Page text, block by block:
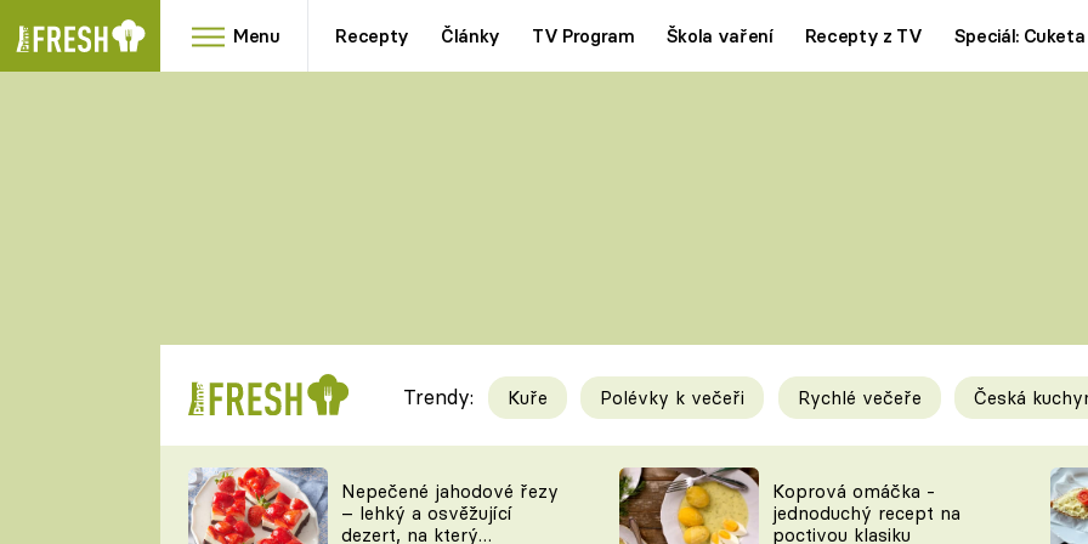
Menu Recepty Články TV Program Škola vaření Recepty z TV Speciál: Cuketa
RYCHLOVKY
Videorecepty
TEĎ VAŘÍ ŠÉF!
Tipy a triky
KAM ZA JÍDLEM
Trendy: Kuře Polévky k večeři Rychlé večeře Česká
Nepečené jahodové řezy
– lehký a osvěžující
dezert, na který
Koprová omáčka -
jednoduchý recept na
poctivou klasiku